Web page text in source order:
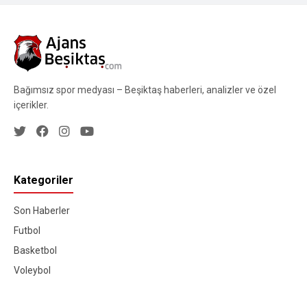
Bağımsız spor medyası – Beşiktaş haberleri, analizler ve özel
içerikler.
Kategoriler
Son Haberler
Futbol
Basketbol
Voleybol